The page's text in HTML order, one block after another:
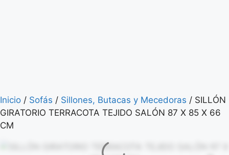
Inicio / Sofás / Sillones, Butacas y Mecedoras / SILLÓN
GIRATORIO TERRACOTA TEJIDO SALÓN 87 X 85 X 66
CM